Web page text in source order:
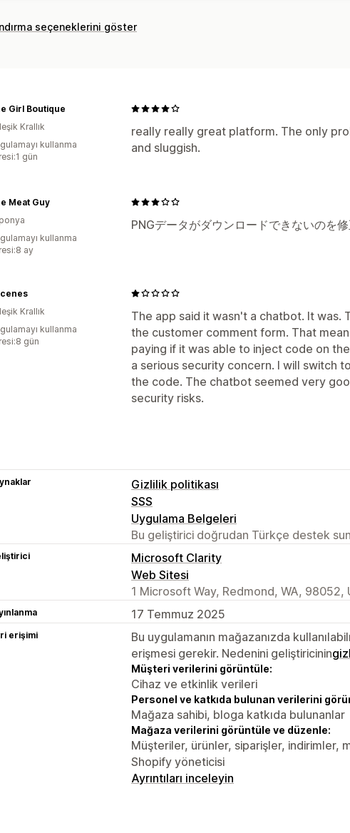
seçeneklerini göster
really really great platform. The only
and sluggish.
Girl Boutique
Krallık
kullanma
gün
PNGデータがダウンロードできないのを
Meat Guy
kullanma
ay
The app said it wasn't a chatbot. It was.
the customer comment form. That
paying if it was able to inject code on
a serious security concern. I will switch
the code. The chatbot seemed very
security risks.
Krallık
kullanma
gün
Gizlilik politikası
SSS
Uygulama Belgeleri
Bu geliştirici doğrudan Türkçe destek
Microsoft Clarity
Web Sitesi
1 Microsoft Way, Redmond, WA, 98052,
17 Temmuz 2025
erişimi
Bu uygulamanın mağazanızda
erişmesi gerekir. Nedenini geliştiricinin
Müşteri verilerini görüntüle:
Cihaz ve etkinlik verileri
Personel ve katkıda bulunan verilerini
Mağaza sahibi, bloga katkıda bulunanlar
Mağaza verilerini görüntüle ve düzenle:
Müşteriler, ürünler, siparişler, indirimler,
Shopify yöneticisi
Ayrıntıları inceleyin